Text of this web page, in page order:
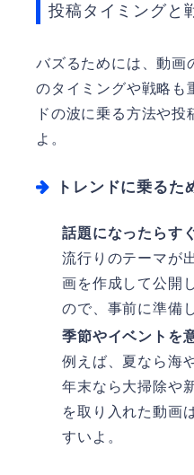
投稿タイミングと
バズるためには、動画
のタイミングや戦略も
ドの波に乗る方法や投
よ。
トレンドに乗るた
話題になったらす
流行りのテーマが
画を作成して公開
ので、事前に準備
季節やイベントを
例えば、夏なら海
年末なら大掃除や
を取り入れた動画
すいよ。